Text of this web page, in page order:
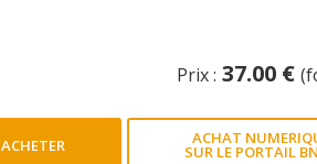
Prix : 37.00 €
ACHETER ACHAT
SUR LE PORTAIL